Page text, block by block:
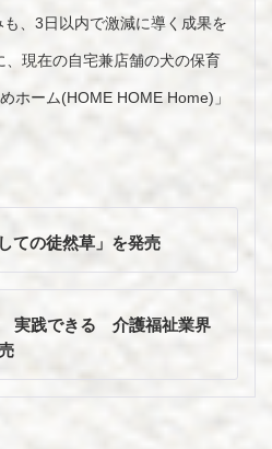
、3日以内で激減に導く成果を
現在の自宅兼店舗の犬の保育
ホーム(HOME HOME Home)」
ての徒然草」を発売
実践できる 介護福祉業界